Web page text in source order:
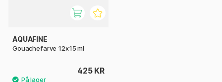
AQUAFINE
Gouachefarve 12x15 ml
425 KR